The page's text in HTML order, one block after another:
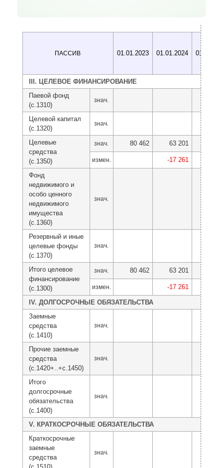
ПАССИВ 01.01.2023 01.01.2024
III. ЦЕЛЕВОЕ ФИНАНСИРОВАНИЕ
Паевой фонд
(с.1310)
знач.
Целевой капитал
(с.1320)
знач.
Целевые
средства
(с.1350)
знач. 80 462 63 201
измен. -17 261
Фонд
недвижимого и
особо ценного
недвижимого
имущества
(с.1360)
знач.
Резервный и иные
целевые фонды
(с.1370)
знач.
Итого целевое
финансирование
(с.1300)
знач. 80 462 63 201
измен. -17 261
IV. ДОЛГОСРОЧНЫЕ ОБЯЗАТЕЛЬСТВА
Заемные
средства
(с.1410)
знач.
Прочие заемные
средства
(с.1420+..+с.1450)
знач.
Итого
долгосрочные
обязательства
(с.1400)
знач.
V. КРАТКОСРОЧНЫЕ ОБЯЗАТЕЛЬСТВА
Краткосрочные
заемные
средства
знач.